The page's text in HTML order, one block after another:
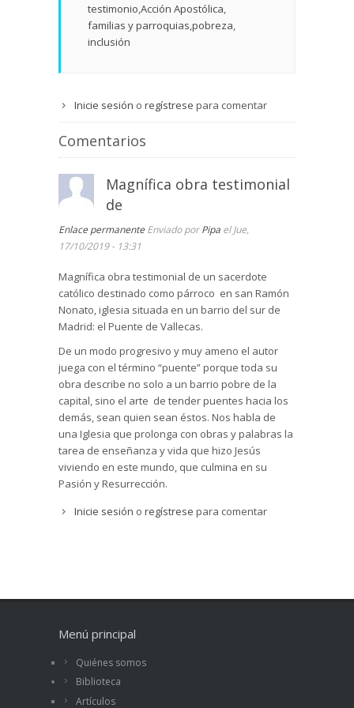
testimonio Acción Apostólica
familias y parroquias pobreza
inclusión
Inicie sesión o regístrese para comentar
Comentarios
Magnífica obra testimonial
de
Enlace permanente Enviado porPipa el Jue,
17/10/2019 - 13:31
Magnífica obra testimonial de un sacerdote
católico destinado como párroco en san Ramón
Nonato, iglesia situada en un barrio del sur de
Madrid: el Puente de Vallecas.
De un modo progresivo y muy ameno el autor
juega con el término “puente” porque toda su
obra describe no solo a un barrio pobre de la
capital, sino el arte de tender puentes hacia los
demás, sean quien sean éstos. Nos habla de
una Iglesia que prolonga con obras y palabras la
tarea de enseñanza y vida que hizo Jesús
viviendo en este mundo, que culmina en su
Pasión y Resurrección.
A través de la Iglesia llegan hoy al hombre los
vez, sabio.
los pobres piden. Pero los pobres también dan.
Describe experiencias evangelizadoras y
motivadoras. Muy positivo.
Inicie sesión o regístrese para comentar
Menú principal
Quiénes somos
Biblioteca
Artículos